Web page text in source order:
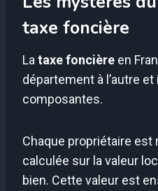
taxe foncière
La taxe foncière en
département à l’autre
composantes.
Chaque propriétaire est
calculée sur la valeur
bien. Cette valeur est